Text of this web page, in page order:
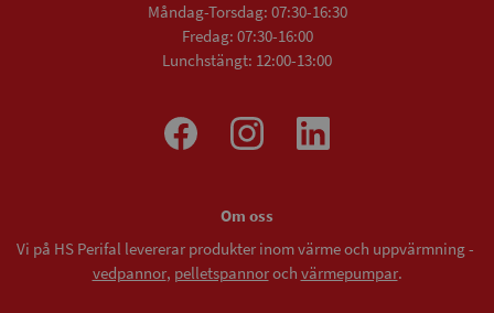
Måndag-Torsdag: 07:30-16:30
Fredag: 07:30-16:00
Lunchstängt: 12:00-13:00
Om oss
Vi på HS Perifal levererar produkter inom värme och uppvärmning -
vedpannor, pelletspannoroch värmepumpar.